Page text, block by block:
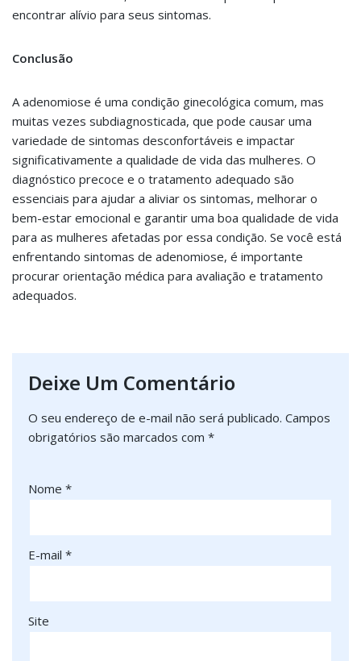
encontrar alívio para seus sintomas.
Conclusão
A adenomiose é uma condição ginecológica comum, mas
muitas vezes subdiagnosticada, que pode causar uma
variedade de sintomas desconfortáveis e impactar
significativamente a qualidade de vida das mulheres. O
diagnóstico precoce e o tratamento adequado são
essenciais para ajudar a aliviar os sintomas, melhorar o
bem-estar emocional e garantir uma boa qualidade de vida
para as mulheres afetadas por essa condição. Se você está
enfrentando sintomas de adenomiose, é importante
procurar orientação médica para avaliação e tratamento
adequados.
Deixe Um Comentário
O seu endereço de e-mail não será publicado. Campos
obrigatórios são marcados com *
Nome *
E-mail *
Site